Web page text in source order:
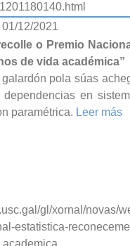
01/12/2021
o Premio
de vida académica”
pola súas
en
paramétrica. Leer más
gl/xornal/novas/
estatistica-
academica